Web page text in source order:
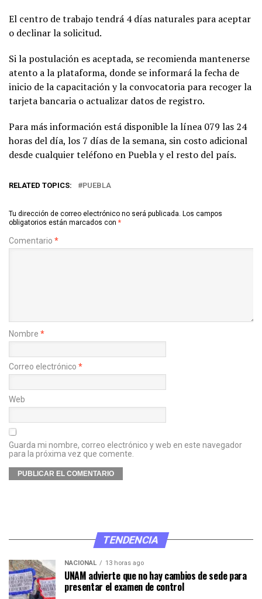
El centro de trabajo tendrá 4 días naturales para aceptar
o declinar la solicitud.
Si la postulación es aceptada, se recomienda mantenerse
atento a la plataforma, donde se informará la fecha de
inicio de la capacitación y la convocatoria para recoger la
tarjeta bancaria o actualizar datos de registro.
Para más información está disponible la línea 079 las 24
horas del día, los 7 días de la semana, sin costo adicional
desde cualquier teléfono en Puebla y el resto del país.
RELATED TOPICS: PUEBLA
Tu dirección de correo electrónico no será publicada. Los campos
obligatorios están marcados con *
Comentario *
Nombre *
Correo electrónico *
Web
Guarda mi nombre, correo electrónico y web en este navegador
para la próxima vez que comente.
TENDENCIA
NACIONAL 13 horas ago
UNAM advierte que no hay cambios de sede para
presentar el examen de control